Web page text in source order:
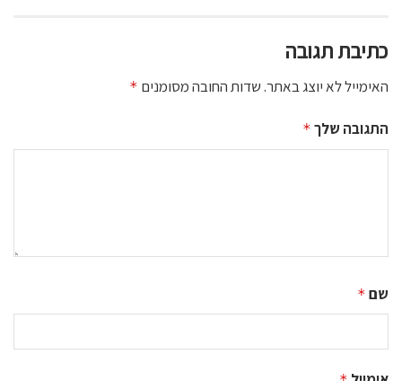
כתיבת תגובה
האימייל לא יוצג באתר.שדות החובה מסומנים *
התגובה שלך *
שם *